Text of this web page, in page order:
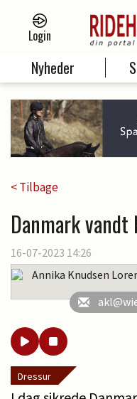
Login
Nyheder
< Tilbage
Danmark vandt
16-07-2023 14:26
Annika Knudsen
Dressur